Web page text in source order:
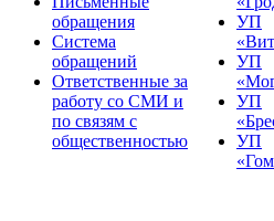
обращения
Система
обращений
Ответственные за
работу со СМИ и
по связям с
общественностью
УП
УП
УП
УП